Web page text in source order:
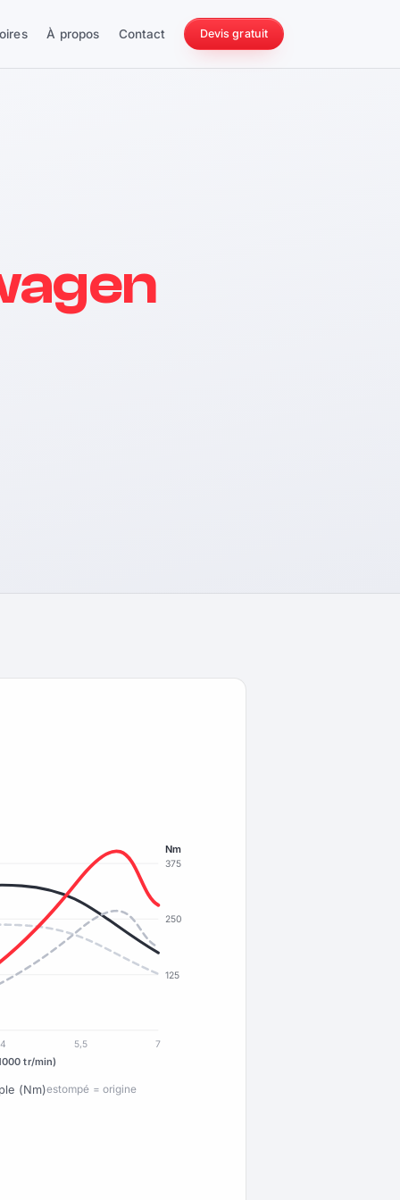
À propos Contact Devis gratuit
125
250
375
Nm
4 5,5 7
tr/min)
(Nm)estompé = origine